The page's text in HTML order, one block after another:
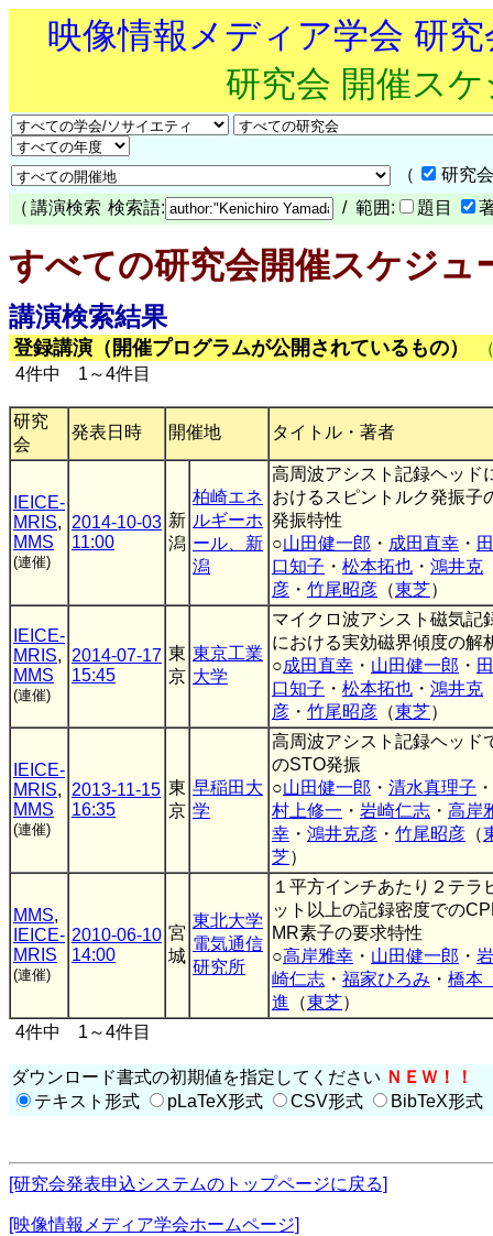
映像情報メディア学会 研
研究会 開催ス
（
研究
（ 講演検索 検索語: / 範囲: 題目
すべての研究会開催スケジュ
講演検索結果
登録講演（開催プログラムが公開されているもの）
4件中 1～4件目
研究
会
発表日時 開催地 タイトル・著者
IEICE-
MRIS,
MMS
(連催)
2014-10-03
11:00
新
潟
柏崎エネ
ルギーホ
ール、新
潟
高周波アシスト記録ヘッド
おけるスピントルク発振子
発振特性
○山田健一郎 ・ 成田直幸 ・ 田
口知子 ・ 松本拓也 ・ 鴻井克
彦 ・ 竹尾昭彦 （東芝）
IEICE-
MRIS,
MMS
(連催)
2014-07-17
15:45
東
京
東京工業
大学
マイクロ波アシスト磁気記
における実効磁界傾度の解
○成田直幸 ・ 山田健一郎 ・ 田
口知子 ・ 松本拓也 ・ 鴻井克
彦 ・ 竹尾昭彦 （東芝）
IEICE-
MRIS,
MMS
(連催)
2013-11-15
16:35
東
京
早稲田大
学
高周波アシスト記録ヘッド
のSTO発振
○山田健一郎 ・ 清水真理子 ・
村上修一 ・ 岩崎仁志 ・ 高岸
幸 ・ 鴻井克彦 ・ 竹尾昭彦 （
芝）
MMS,
IEICE-
MRIS
(連催)
2010-06-10
14:00
宮
城
東北大学
電気通信
研究所
１平方インチあたり２テラ
ット以上の記録密度での
MR素子の要求特性
○高岸雅幸 ・ 山田健一郎 ・ 岩
崎仁志 ・ 福家ひろみ ・ 橋
進 （東芝）
4件中 1～4件目
ダウンロード書式の初期値を指定してください ＮＥＷ！！
テキスト形式
pLaTeX形式 CSV形式 BibTeX形式
[研究会発表申込システムのトップページに戻る]
[映像情報メディア学会ホームページ]